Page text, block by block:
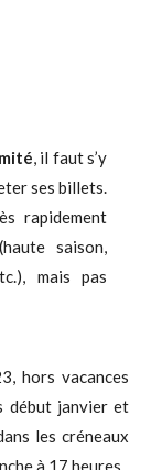
, il faut s’y
ses billets.
rapidement
saison,
mais pas
hors vacances
début janvier et
les créneaux
à 17 heures.